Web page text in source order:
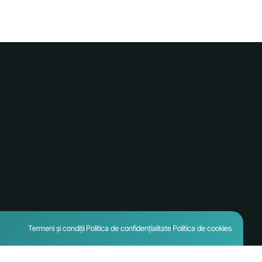
Termeni și condițiiPolitica de confidențialitatePolitica de cookies